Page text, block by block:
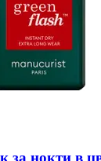
за нокти в